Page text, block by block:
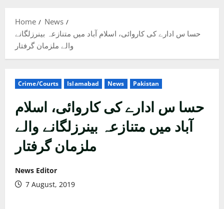
Home
News
حسا س ادارے کی کاروائی، اسلام آباد میں متنازعہ بینرزلگانے
والے ملزمان گرفتار
Crime/Courts Islamabad News Pakistan
حسا س ادارے کی کاروائی، اسلام
آباد میں متنازعہ بینرزلگانے والے
ملزمان گرفتار
News Editor
7 August, 2019